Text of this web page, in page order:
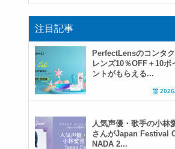
注目記事
PerfectLensのコンタ
レンズ10％OFF＋10ポ
ントがもらえる...
人気声優・歌手の小林
さんがJapan Festival
NADA 2...